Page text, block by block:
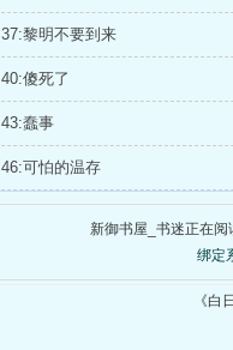
37:黎明不要到来
40:傻死了
43:蠢事
46:可怕的温存
新御书屋_书迷正在阅
绑定
《白